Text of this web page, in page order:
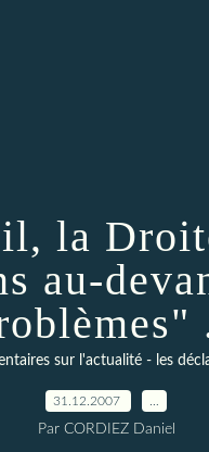
la
au-
sur l'actualité - les
31.12.2007
Par CORDIEZ Daniel